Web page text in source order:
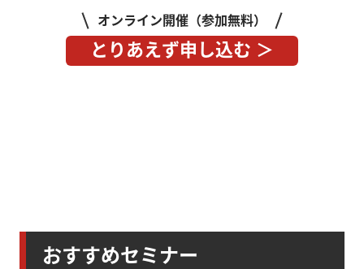
オンライン開催（参加無料）
とりあえず申し込む ＞
おすすめセミナー